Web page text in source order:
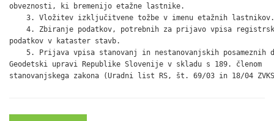
obveznosti, ki bremenijo etažne lastnike.
    3. Vložitev izključitvene tožbe v imenu etažnih lastnikov.
4. Zbiranje podatkov, potrebnih za prijavo vpisa
podatkov v kataster stavb.
5. Prijava vpisa stanovanj in nestanovanjskih posameznih
Geodetski upravi Republike Slovenije v skladu s 189. členom